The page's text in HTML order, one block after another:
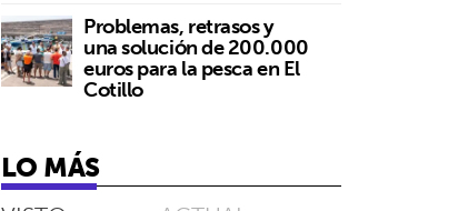
Problemas, retrasos y
una solución de 200.000
euros para la pesca en El
Cotillo
LO MÁS